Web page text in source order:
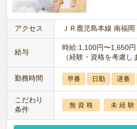
アクセス ＪＲ鹿児島本線 南福
給与
時給:1,100円〜1,650円
（経験・資格を考慮し
勤務時間 早番 日勤 遅番
こだわり
条件
無 資 格 未 経 験